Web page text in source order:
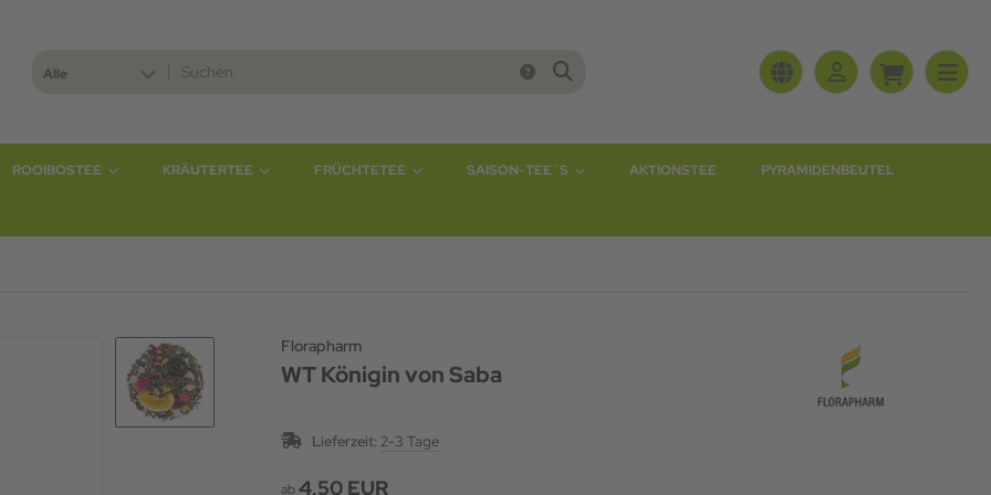
Alle
ROOIBOSTEE KRÄUTERTEE FRÜCHTETEE SAISON-TEE`S AKTIONSTEE PYRAMIDENBEUTEL
Florapharm
WT Königin von Saba
Lieferzeit: 2-3 Tage
ab4,50 EUR